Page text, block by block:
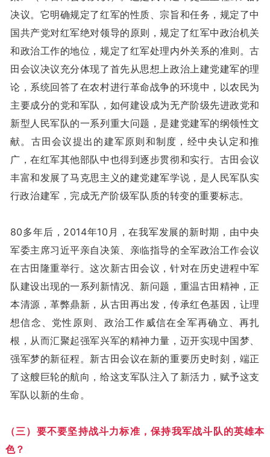
决议。它明确规定了红军的性质、宗旨和任务，规定了中
国共产党对红军绝对领导的原则，规定了红军中政治机关
和政治工作的地位，规定了红军处理内外关系的准则。古
田会议决议充分体现了首先从思想上政治上建党建军的理
论，系统回答了在农村进行革命战争的环境中，以农民为
主要成分的党和军队，如何建设成为无产阶级先进政党和
新型人民军队的一系列重大问题，是建党建军的纲领性文
献。古田会议提出的建军原则和制度，经中央认定和推
广，在红军其他部队中也得到逐步贯彻和实行。古田会议
丰富和发展了马克思主义的建党建军学说，是人民军队实
行政治建军，完成无产阶级军队质的转变的重要标志。
80多年后，2014年10月，在我军发展的新时期，由中央
军委主席习近平亲自决策、亲临指导的全军政治工作会议
在古田隆重举行。这次新古田会议，针对在历史进程中军
队建设出现的一系列新情况、新问题，重温古田精神，正
本清源，革弊鼎新，从古田再出发，传承红色基因，让理
想信念、党性原则、政治工作威信在全军再确立、再扎
根，从而汇聚起强军兴军的精神力量，迈开实现中国梦、
强军梦的新征程。新古田会议在新的重要历史时刻，端正
了这艘巨轮的航向，给这支军队注入了新活力，赋予这支
军队以新的生命。
（三）要不要坚持战斗力标准，保持我军战斗队的英雄本
色？